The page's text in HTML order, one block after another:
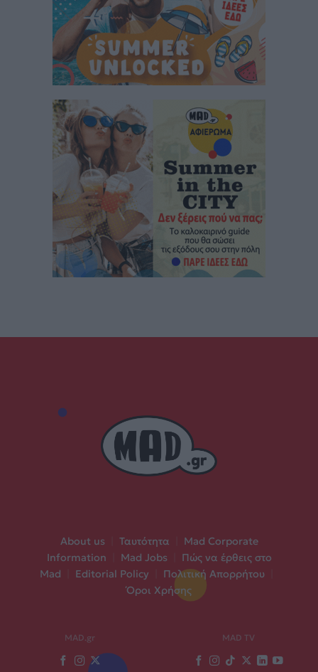
About us Ταυτότητα
Mad Corporate
Information
Mad Jobs
Πώς να έρθεις στο
Mad
Editorial Policy Πολιτική Απορρήτου
Όροι Χρήσης
MAD.gr MAD TV